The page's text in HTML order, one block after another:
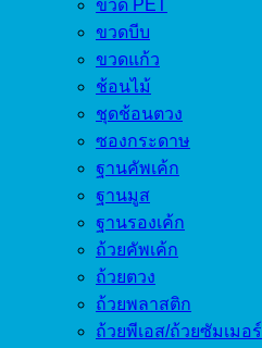
ขวด PET
ขวดบีบ
ขวดแก้ว
ช้อนไม้
ชุดช้อนตวง
ซองกระดาษ
ฐานคัพเค้ก
ฐานมูส
ฐานรองเค้ก
ถ้วยคัพเค้ก
ถ้วยตวง
ถ้วยพลาสติก
ถ้วยพีเอส/ถ้วยซัมเมอร์